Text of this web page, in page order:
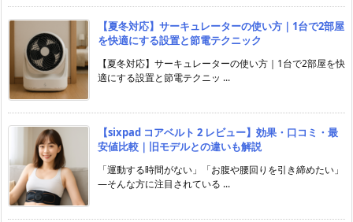
【夏冬対応】サーキュレーターの使い方｜1台で2部屋
を快適にする設置と節電テクニック
【夏冬対応】サーキュレーターの使い方｜1台で2部屋を快
適にする設置と節電テクニッ ...
【sixpad コアベルト 2 レビュー】効果・口コミ・最
安値比較｜旧モデルとの違いも解説
「運動する時間がない」「お腹や腰回りを引き締めたい」
―そんな方に注目されている ...